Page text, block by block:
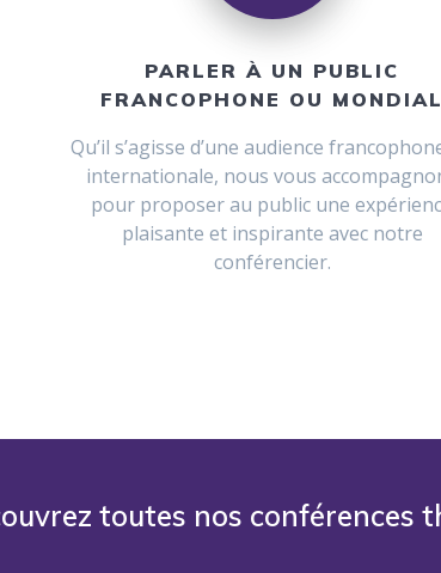
PARLER À UN PUBLIC
FRANCOPHONE OU MONDIAL
Qu’il s’agisse d’une audience
internationale, nous vous
pour proposer au public une
plaisante et inspirante avec notre
conférencier.
toutes nos conférences